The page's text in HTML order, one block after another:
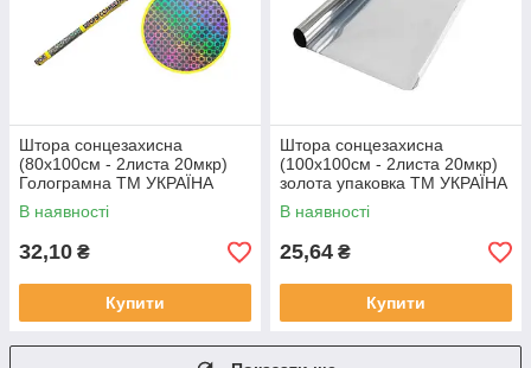
Штора сонцезахисна
(80х100см - 2листа 20мкр)
Голограмна ТМ УКРАЇНА
В наявності
32,10 ₴
Купити
Штора сонцезахисна
(100х100см - 2листа 20мкр)
золота упаковка ТМ УКРАЇНА
В наявності
25,64 ₴
Купити